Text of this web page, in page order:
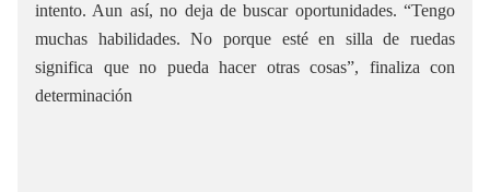
intento. Aun así, no deja de buscar oportunidades. “Tengo
muchas habilidades. No porque esté en silla de ruedas
significa que no pueda hacer otras cosas”, finaliza con
determinación